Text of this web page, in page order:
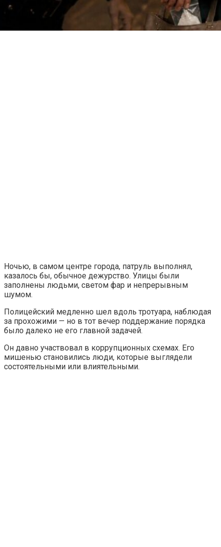
Ночью, в самом центре города, патруль выполнял,
казалось бы, обычное дежурство. Улицы были
заполнены людьми, светом фар и непрерывным
шумом.
Полицейский медленно шел вдоль тротуара, наблюдая
за прохожими — но в тот вечер поддержание порядка
было далеко не его главной задачей.
Он давно участвовал в коррупционных схемах. Его
мишенью становились люди, которые выглядели
состоятельными или влиятельными.